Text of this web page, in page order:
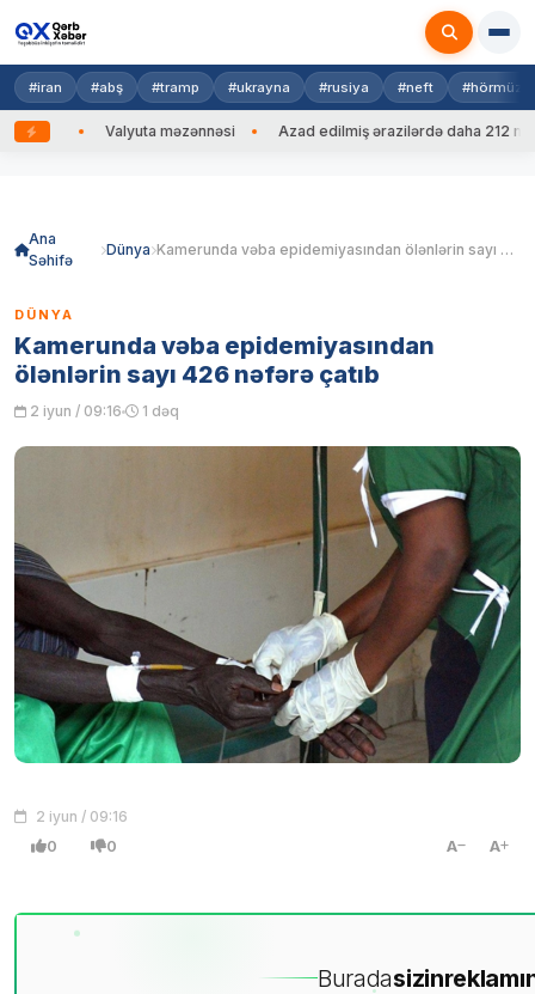
#iran #abş #tramp #ukrayna #rusiya #neft #hörmüz
Valyuta məzənnəsi Azad edilmiş ərazilərdə daha 212 mina,
Ana
Səhifə
Dünya Kamerunda vəba epidemiyasından ölənlərin sayı 426 nəfərə çatıb
DÜNYA
Kamerunda vəba epidemiyasından
ölənlərin sayı 426 nəfərə çatıb
2 iyun / 09:16 1 dəq
2 iyun / 09:16
0 0 A A
Buradasizin